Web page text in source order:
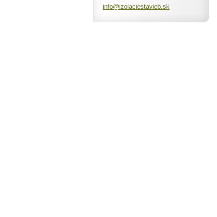
info@izo laciestavieb.sk